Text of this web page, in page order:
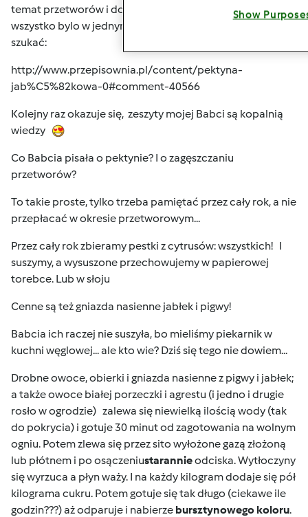
temat przetworów i dobrze, żeby w miarę możliwości
wszystko bylo w jednym temacie
szukać:
http://www.przepisownia.pl/content/pektyna-
jab%C5%82kowa-0#comment-40566
Kolejny raz okazuje się, zeszyty mojej Babci są kopalnią
wiedzy
Co Babcia pisała o pektynie? I o zagęszczaniu
przetworów?
To takie proste, tylko trzeba pamiętać przez cały rok, a nie
przepłacać w okresie przetworowym...
Przez cały rok zbieramy pestki z cytrusów: wszystkich! I
suszymy, a wysuszone przechowujemy w papierowej
torebce. Lub w słoju
Cenne są też gniazda nasienne jabłek i pigwy!
Babcia ich raczej nie suszyła, bo mieliśmy piekarnik w
kuchni węglowej... ale kto wie? Dziś się tego nie dowiem...
Drobne owoce, obierki i gniazda nasienne z pigwy i jabłek;
a także owoce białej porzeczki i agrestu (i jedno i drugie
rosło w ogrodzie) zalewa się niewielką ilością wody (tak
do pokrycia) i gotuje 30 minut od zagotowania na wolnym
ogniu. Potem zlewa się przez sito wyłożone gazą złożoną
lub płótnem i po osączeniustarannieodciska. Wytłoczyny
się wyrzuca a płyn waży. I na każdy kilogram dodaje się pół
kilograma cukru. Potem gotuje się tak długo (ciekawe ile
godzin???) aż odparuje i nabierze bursztynowego koloru.
Show